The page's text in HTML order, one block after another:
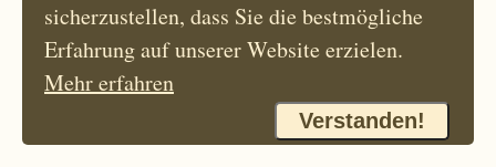
sicherzustellen, dass Sie die bestmögliche
Erfahrung auf unserer Website erzielen.
Mehr erfahren
Verstanden!